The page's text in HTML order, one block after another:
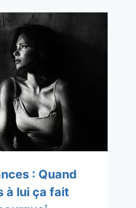
: Quand
à lui ça fait